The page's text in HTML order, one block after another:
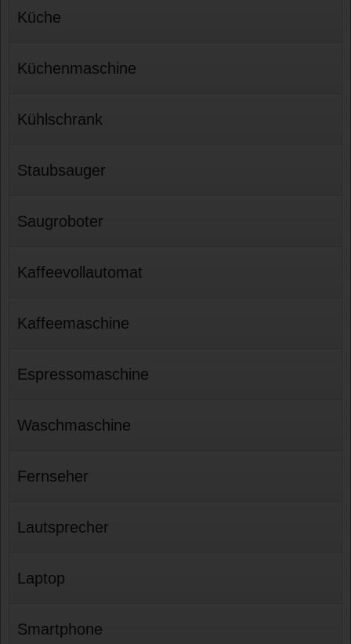
Küche
Küchenmaschine
Kühlschrank
Staubsauger
Saugroboter
Kaffeevollautomat
Kaffeemaschine
Espressomaschine
Waschmaschine
Fernseher
Lautsprecher
Laptop
Smartphone